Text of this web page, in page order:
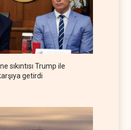
05 Ağustos 2026
ve Babülmendep
boğazlarında gemi trafiği
seyrini koruyor
05 Ağustos 2026
Suudi rejimiyle birlikte
muhalif avına başladı
sıkıntısı Trump ile
getirdi